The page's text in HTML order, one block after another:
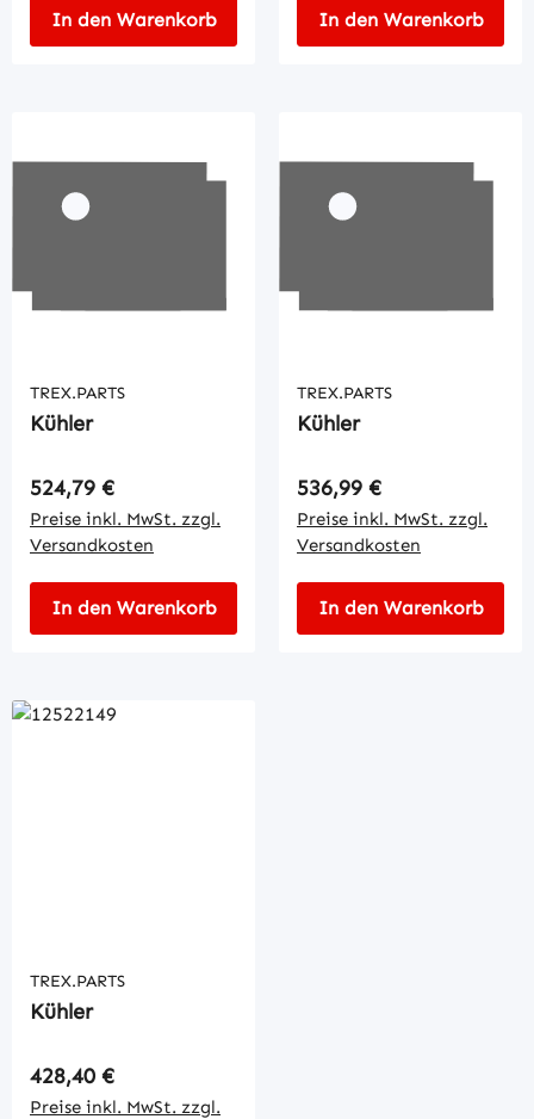
In den Warenkorb In den Warenkorb
TREX.PARTS
Kühler
Regulärer Preis:
524,79 €
Preise inkl. MwSt. zzgl.
Versandkosten
In den Warenkorb
TREX.PARTS
Kühler
Regulärer Preis:
536,99 €
Preise inkl. MwSt. zzgl.
Versandkosten
In den Warenkorb
TREX.PARTS
Kühler
Regulärer Preis:
428,40 €
Preise inkl. MwSt. zzgl.